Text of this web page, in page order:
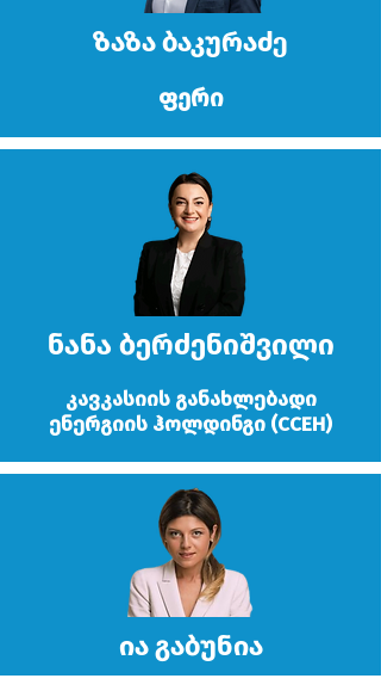
ზაზა ბაკურაძე
ფერი
ნანა ბერძენიშვილი
კავკასიის განახლებადი
ენერგიის ჰოლდინგი (CCEH)
ია გაბუნია